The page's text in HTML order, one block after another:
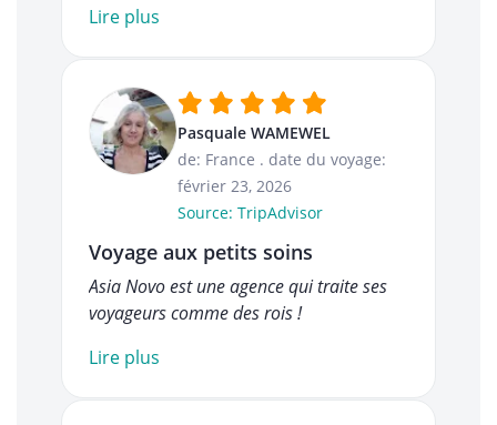
Lire plus
Pasquale WAMEWEL
de: France . date du voyage:
février 23, 2026
Source: TripAdvisor
Voyage aux petits soins
Asia Novo est une agence qui traite ses
voyageurs comme des rois !
Lire plus